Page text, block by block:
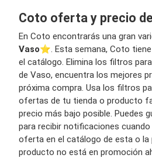
Coto oferta y precio
En Coto encontrarás una gran
Vaso⭐️. Esta semana, Coto
el catálogo. Elimina los filtros
de Vaso, encuentra los mejores
próxima compra. Usa los filtros
ofertas de tu tienda o producto
precio más bajo posible. Puedes
para recibir notificaciones
oferta en el catálogo de esta o la
producto no está en promoción